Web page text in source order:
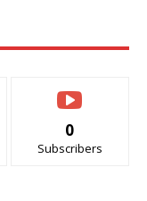
0
Subscribers